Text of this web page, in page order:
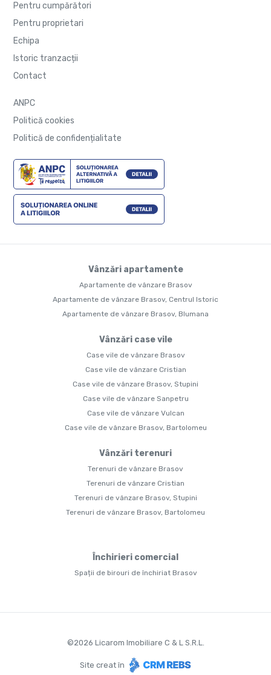
Pentru cumpărători
Pentru proprietari
Echipa
Istoric tranzacții
Contact
ANPC
Politică cookies
Politică de confidențialitate
Vânzări apartamente
Apartamente de vânzare Brasov
Apartamente de vânzare Brasov, Centrul Istoric
Apartamente de vânzare Brasov, Blumana
Vânzări case vile
Case vile de vânzare Brasov
Case vile de vânzare Cristian
Case vile de vânzare Brasov, Stupini
Case vile de vânzare Sanpetru
Case vile de vânzare Vulcan
Case vile de vânzare Brasov, Bartolomeu
Vânzări terenuri
Terenuri de vânzare Brasov
Terenuri de vânzare Cristian
Terenuri de vânzare Brasov, Stupini
Terenuri de vânzare Brasov, Bartolomeu
Închirieri comercial
Spații de birouri de închiriat Brasov
©2026 Licarom Imobiliare C & L S.R.L.
Site creat în